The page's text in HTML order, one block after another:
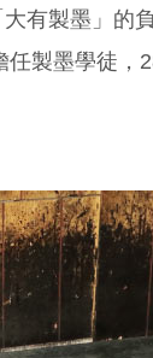
有製墨」的負
製墨學徒，